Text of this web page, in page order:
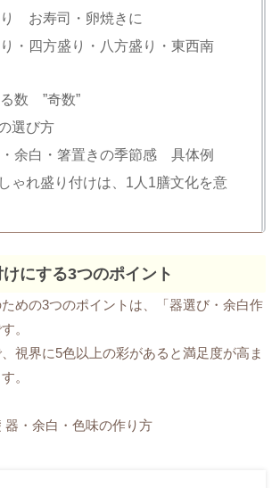
お寿司・卵焼きに
・四方盛り・八方盛り・東西南
数 ”奇数”
選び方
余白・箸置きの季節感 具体例
ゃれ盛り付けは、1人1膳文化を意
にする3つのポイント
めの3つのポイントは、「器選び・余白作
。
視界に5色以上の彩があると満足度が高ま
。
・余白・色味の作り方